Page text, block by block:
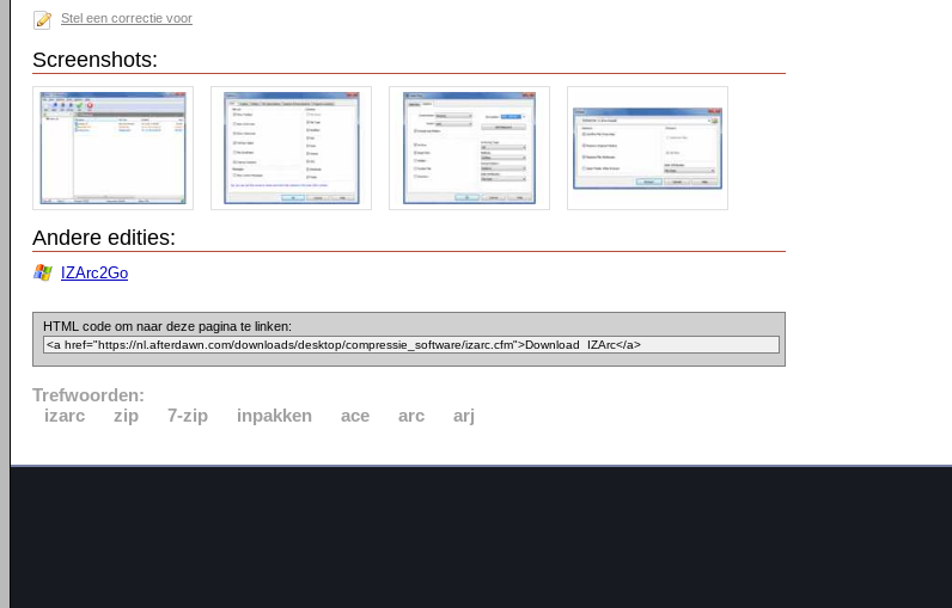
Stel een correctie voor
Screenshots:
Andere edities:
IZArc2Go
HTML code om naar deze pagina te linken:
Trefwoorden:
izarc
zip 7-zip inpakken ace arc arj